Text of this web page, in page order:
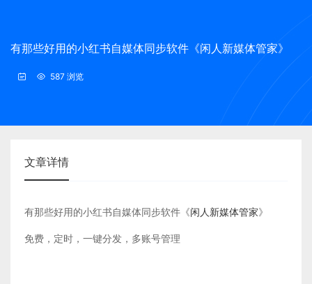
有那些好用的小红书自媒体同步软件《闲人新媒体管家》
587 浏览
文章详情
有那些好用的小红书自媒体同步软件《闲人新媒体管家》
免费，定时，一键分发，多账号管理